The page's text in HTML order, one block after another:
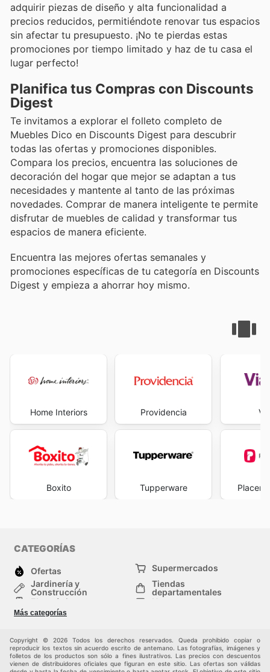
adquirir piezas de diseño y alta funcionalidad a
precios reducidos, permitiéndote renovar tus espacios
sin afectar tu presupuesto. ¡No te pierdas estas
promociones por tiempo limitado y haz de tu casa el
lugar perfecto!
Planifica tus Compras con Discounts
Digest
Te invitamos a explorar el folleto completo de
Muebles Dico en Discounts Digest para descubrir
todas las ofertas y promociones disponibles.
Compara los precios, encuentra las soluciones de
decoración del hogar que mejor se adaptan a tus
necesidades y mantente al tanto de las próximas
novedades. Comprar de manera inteligente te permite
disfrutar de muebles de calidad y transformar tus
espacios de manera eficiente.
Encuentra las mejores ofertas semanales y
promociones específicas de tu categoría en Discounts
Digest y empieza a ahorrar hoy mismo.
Home Interiors
Boxito
Providencia
Tupperware
CATEGORÍAS
Ofertas
Supermercados
Jardinería y
Construcción
Tiendas
departamentales
Electrónica
Hogar
Salud y Belleza
Otros
Más categorías
Copyright © 2026 Todos los derechos reservados. Queda prohibido copiar o
reproducir los textos sin acuerdo escrito de antemano. Las fotografías, imágenes y
folletos de los productos son sólo a fines ilustrativos. Las precios con descuentos
vienen de distribuidores oficiales que figuran en este sitio. Las ofertas son válidas